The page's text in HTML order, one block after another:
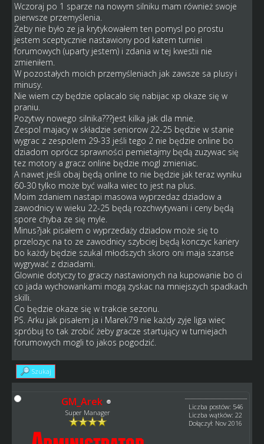
Wczoraj po 1 sparze na nowym silniku mam również swoje
pierwsze przemyślenia.
Żeby nie było ze ja krytykowałem ten pomysl po prostu
jestem sceptycznie nastawiony pod katem turniei
forumowych (uparty jestem) i zdania w tej kwestii nie
zmieniłem.
W pozostałych moich przemyśleniach jak zawsze sa plusy i
minusy.
Nie wiem czy będzie oplacalo się nabijac xp okaze się w
praniu.
Pozytwy nowego silnika???jest kilka jak dla mnie.
Zespol majacy w składzie seniorow 22-25 będzie w stanie
wygrac z zespolem 29-33 jeśli tego 2 nie będzie online bo
dziadom oprócz sprawności pemietajmy będą zuzywac się
tez motory a gracz online będzie mogl zmieniac.
A nawet jeśli obaj będą online to nie będzie jak teraz wyniku
60-30 tylko może być walka wiec to jest na plus.
Moim zdaniem nastapi masowa wyprzedaz dziadow a
zawodnicy w wieku 22-25 będą rozchwytywani i ceny będą
spore chyba ze się myle.
Minus?jak pisałem o wyprzedaży dziadow może się to
przelozyc na to ze zawodnicy szybciej będą konczyc kariery
bo każdy będzie szukal młodszych skoro oni maja szanse
wygrywać z dziadami.
Glownie dotyczy to graczy nastawionych na kupowanie bo ci
co jada wychowankami mogą zyskac na mniejszych spadkach
skilli.
Co będzie okaze się w trakcie sezonu.
PS. Arku jak pisałem ja i Marek79 nie każdy zyje liga wiec
spróbuj to tak zrobić żeby gracze startujący w turniejach
forumowych mogli to jakos pogodzić.
Szukaj
GM_Arek
Super Manager
Liczba postów: 546
Liczba wątków: 22
Dołączył: Nov 2016